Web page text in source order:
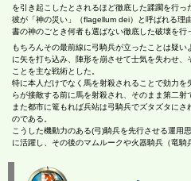
を引き起こしたとされるほど徹底した蹂躙を行っ
彼が「神の災い」（flagellum dei）と呼ばれる理
書の神のごとき何者も選ばない徹底した破壊を行
もちろんその最前線に弓騎兵が立ったことは疑
に矢を打ち込み、陣形を崩させて士気を失わせ
ことを主な戦術とした。
特に本人だけでなく馬を射殺されることで効力
らが接敵する前に馬を射殺され、そのまま第二射
また都市に篭もれば兵站は弓騎兵でズタズタに
のである。
こうした機動力のある(弓)騎兵を先行させる運用
に活躍し、その後のマムルークや火器騎兵（竜騎